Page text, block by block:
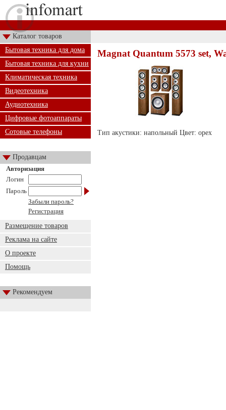
Каталог товаров
Бытовая техника для дома
Бытовая техника для кухни
Климатическая техника
Видеотехника
Аудиотехника
Цифровые фотоаппараты
Сотовые телефоны
Продавцам
Авторизация
Логин
Пароль
Забыли пароль?
Регистрация
Размещение товаров
Реклама на сайте
О проекте
Помощь
Рекомендуем
Magnat Quantum 5573 set,
Тип акустики: напольный Цвет: орех